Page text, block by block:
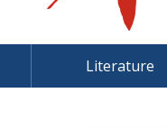
Literature